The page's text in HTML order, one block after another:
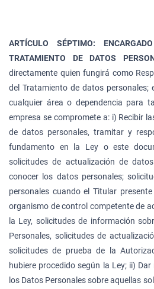
ARTÍCULO SÉPTIMO:
TRATAMIENTO DE DATOS
directamente quien fungirá como
del Tratamiento de datos personales;
cualquier área o dependencia para
empresa se compromete a: i) Recibir
de datos personales, tramitar y
fundamento en la Ley o este
solicitudes de actualización de
conocer los datos personales;
personales cuando el Titular
organismo de control competente de
la Ley, solicitudes de información
Personales, solicitudes de
solicitudes de prueba de la
hubiere procedido según la Ley; ii)
los Datos Personales sobre aquellas